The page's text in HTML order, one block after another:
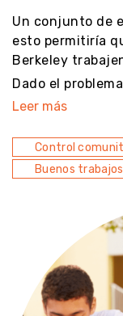
Un conjunto de
esto permitiría
Berkeley
Dado el
Leer más
Control
Buenos trabajos